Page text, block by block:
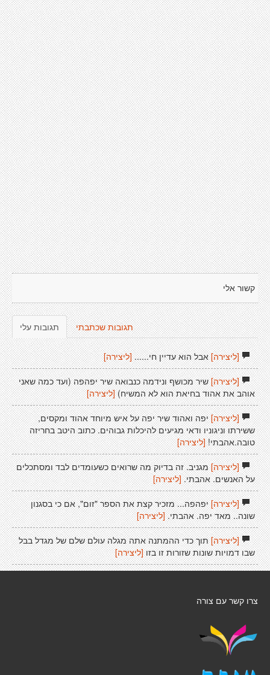
קשור אלי
תגובות עלי תגובות שכתבתי
[ליצירה]אבל הוא עדיין חי...... [ליצירה]
[ליצירה]שיר מכושף ונידמה כנבואה שיר יפהפה (ועד כמה שאני
אוהב את אהוד בחיאת הוא לא המשיח)[ליצירה]
[ליצירה]יפה ואהוד שיר יפה על איש מיוחד אהוד ומקסים,
ששירתו וניגוניו ודאי מגיעים להיכלות גבוהים. כתוב היטב בחריזה
טובה.אהבתי! [ליצירה]
[ליצירה]מגניב. זה בדיוק מה שרואים כשעומדים לבד ומסתכלים
על האנשים. אהבתי.[ליצירה]
[ליצירה]יפהפה... מזכיר קצת את הספר "זום", אם כי בסגנון
שונה.. מאד יפה. אהבתי. [ליצירה]
[ליצירה]תוך כדי ההמתנה אתה מגלה עולם שלם של מגדל בבל
שבו דמויות שונות שזורות זו בזו [ליצירה]
צרו קשר עם צורה